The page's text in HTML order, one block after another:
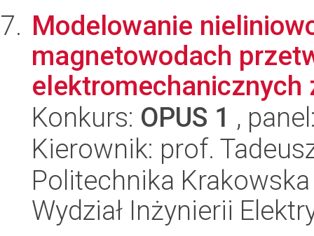
Modelowanie
magnetowodach
Konkurs: OPUS 1 ,
Kierownik: prof.
Politechnika
Wydział Inżynierii